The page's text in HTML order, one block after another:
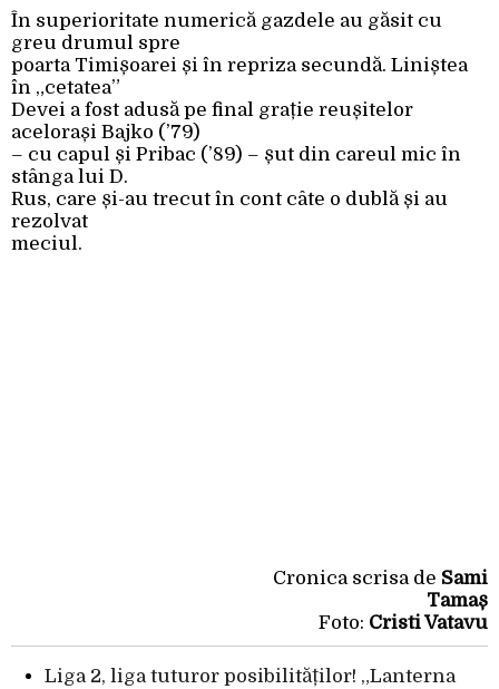
În superioritate numerică gazdele au găsit cu
greu drumul spre
poarta Timișoarei și în repriza secundă. Liniștea
în „cetatea”
Devei a fost adusă pe final grație reușitelor
acelorași Bajko (’79)
– cu capul și Pribac (’89) – șut din careul mic în
stânga lui D.
Rus, care și-au trecut în cont câte o dublă și au
rezolvat
meciul.
Cronica scrisa de Sami
Tamaș
Foto: Cristi Vatavu
Liga 2, liga tuturor posibilităților! „Lanterna